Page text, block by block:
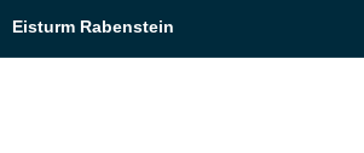
Eisturm Rabenstein